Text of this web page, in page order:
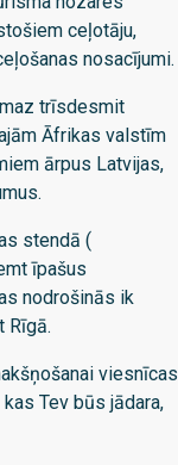
ceļotāju,
nosacījumi.
trīsdesmit
Āfrikas valstīm
ārpus Latvijas,
stendā (
īpašus
nodrošinās ik
Rīgā.
viesnīcas
Tev būs jādara,